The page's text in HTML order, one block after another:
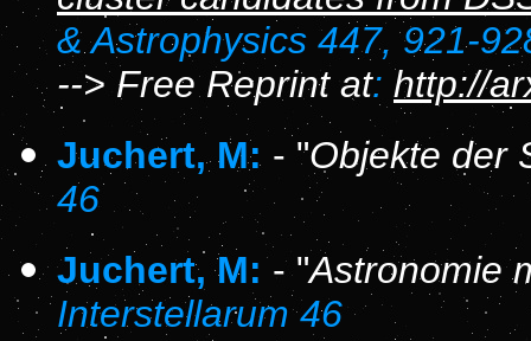
& Astrophysics 447, 921-
--> Free Reprint at: http://
Juchert, M: - "Objekte der
46
Juchert, M:- "Astronomie
Interstellarum 46